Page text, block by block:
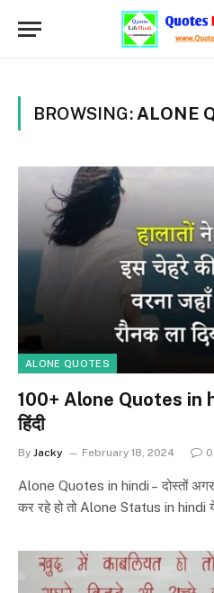
BROWSING: ALONE
ALONE QUOTES
100+ Alone Quotes in
हिंदी
By Jacky February 18, 2024 0
Alone Quotes in hindi – दोस्तों
कर रहे हो तो Alone Status in hindi